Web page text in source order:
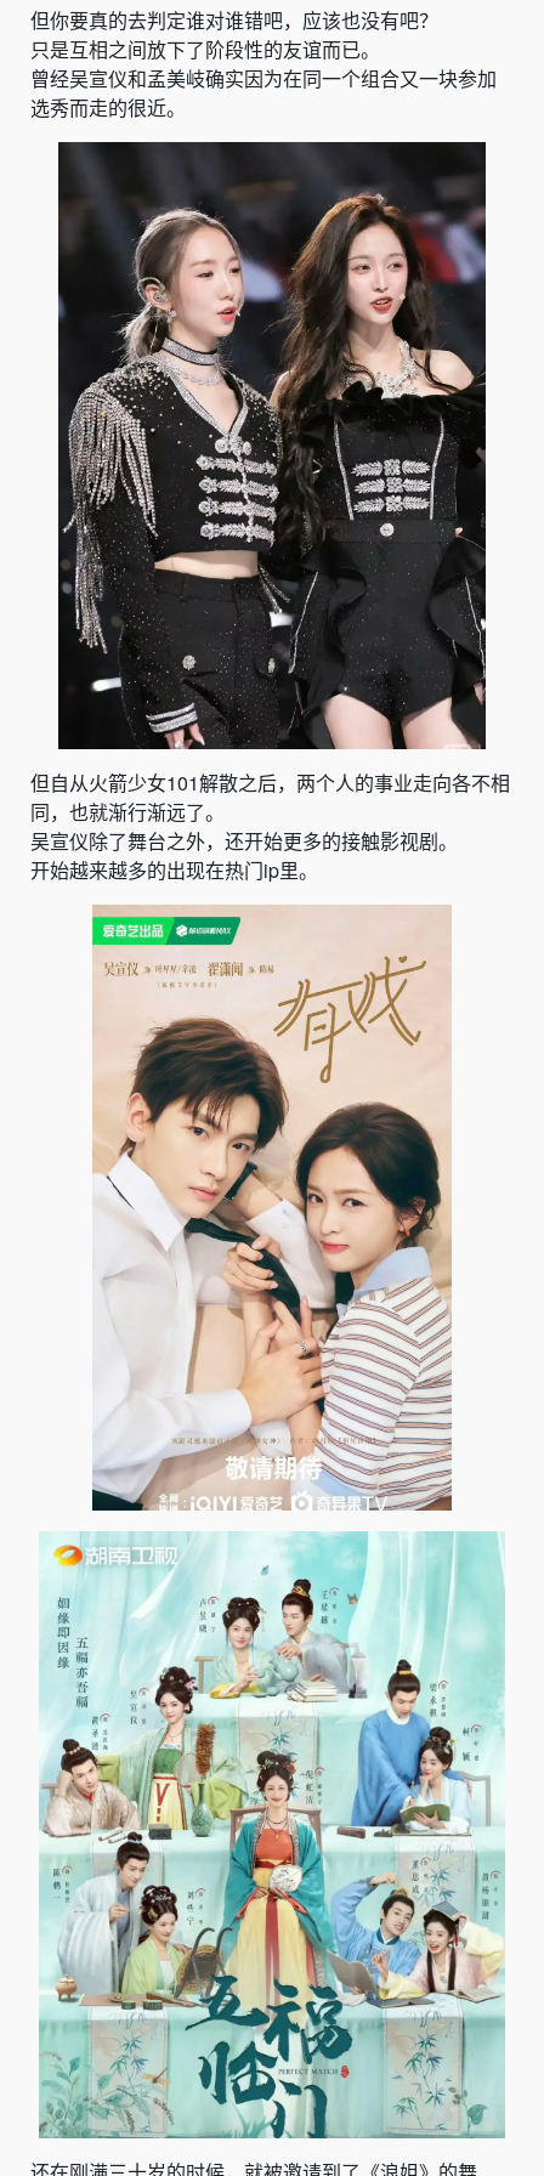
但你要真的去判定谁对谁错吧，应该也没有吧？
只是互相之间放下了阶段性的友谊而已。
曾经吴宣仪和孟美岐确实因为在同一个组合又一块参加
选秀而走的很近。
但自从火箭少女101解散之后，两个人的事业走向各不相
同，也就渐行渐远了。
吴宣仪除了舞台之外，还开始更多的接触影视剧。
开始越来越多的出现在热门ip里。